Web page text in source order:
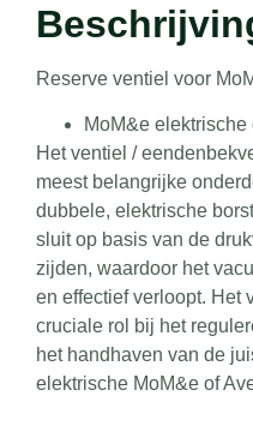
Reserve ventiel voor
MoM&e
Het ventiel /
meest belangrijke
dubbele, elektrische
sluit op basis van de
zijden, waardoor het
en effectief verloopt. Het
cruciale rol bij het
het handhaven van de
elektrische MoM&e of